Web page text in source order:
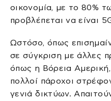
οικονομία, με το 80%
προβλέπεται να είναι
Ωστόσο, όπως
σε σύγκριση με άλλες
όπως η Βόρεια
πολλοί πάροχοι
γενιά δικτύων.